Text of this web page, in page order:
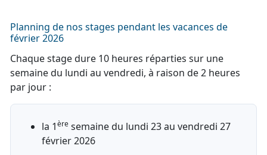
Planning de nos stages pendant les vacances de
février 2026
Chaque stage dure 10 heures réparties sur une
semaine du lundi au vendredi, à raison de 2 heures
par jour :
la 1ère semaine du lundi 23 au vendredi 27
février 2026